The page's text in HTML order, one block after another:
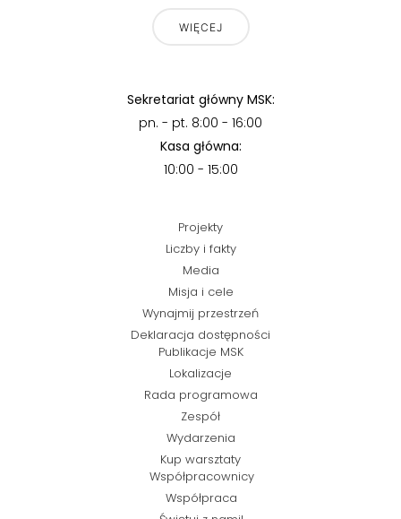
WIĘCEJ
Sekretariat główny MSK:
pn. - pt. 8:00 - 16:00
Kasa główna:
10:00 - 15:00
Projekty
Liczby i fakty
Media
Misja i cele
Wynajmij przestrzeń
Deklaracja dostępności
Publikacje MSK
Lokalizacje
Rada programowa
Zespół
Wydarzenia
Kup warsztaty
Współpracownicy
Współpraca